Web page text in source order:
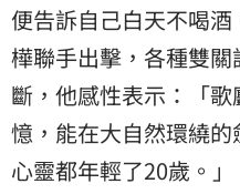
便告訴自己白天不喝酒
樺聯手出擊，各種雙
斷，他感性表示：「
憶，能在大自然環繞的
心靈都年輕了20歲。」